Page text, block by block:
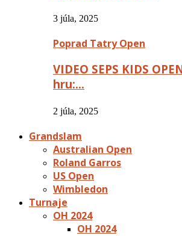
3 júla, 2025
Poprad Tatry Open
VIDEO SEPS KIDS
hru:…
2 júla, 2025
Grandslam
Australian Open
Roland Garros
US Open
Wimbledon
Turnaje
OH 2024
OH 2024